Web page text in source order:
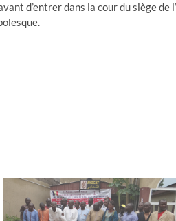
d’entrer dans la cour du siège